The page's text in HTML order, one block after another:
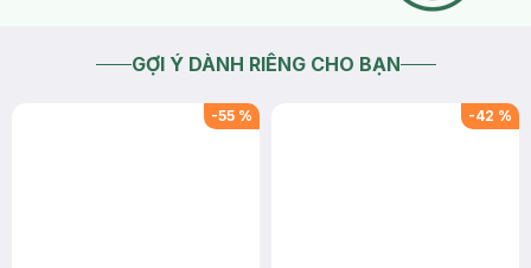
GỢI Ý DÀNH RIÊNG CHO BẠN
-55 % -42 %